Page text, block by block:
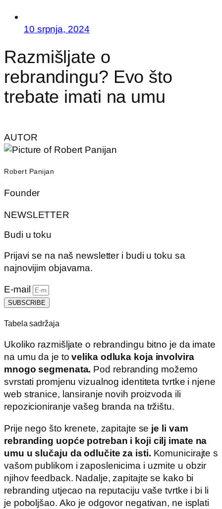
10 srpnja, 2024
Razmišljate o
rebrandingu? Evo što
trebate imati na umu
AUTOR
Robert Panijan
Founder
NEWSLETTER
Budi u toku
Prijavi se na naš newsletter i budi u toku sa
najnovijim objavama.
E-mail
SUBSCRIBE
Tabela sadržaja
Ukoliko razmišljate o rebrandingu bitno je da imate
na umu da je tovelika odluka koja involvira
mnogo segmenata. Pod rebranding možemo
svrstati promjenu vizualnog identiteta tvrtke i njene
web stranice, lansiranje novih proizvoda ili
repozicioniranje vašeg branda na tržištu.
Prije nego što krenete, zapitajte se je li vam
rebranding uopće potreban i koji cilj imate na
umu u slučaju da odlučite za isti. Komunicirajte s
vašom publikom i zaposlenicima i uzmite u obzir
njihov feedback. Nadalje, zapitajte se kako bi
rebranding utjecao na reputaciju vaše tvrtke i bi li
je poboljšao. Ako je odgovor negativan, ne isplati